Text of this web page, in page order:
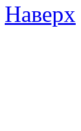
Наверх